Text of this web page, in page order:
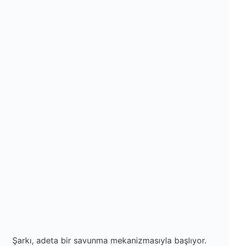
Şarkı, adeta bir savunma mekanizmasıyla başlıyor.